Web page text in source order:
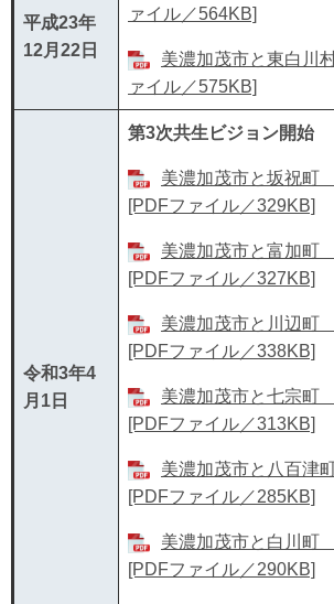
平成23年
12月22日
ァイル／564KB]
美濃加茂市と東白川
ァイル／575KB]
令和3年4
月1日
第3次共生ビジョン開始
美濃加茂市と坂祝町
[PDFファイル／329KB]
美濃加茂市と富加町
[PDFファイル／327KB]
美濃加茂市と川辺町
[PDFファイル／338KB]
美濃加茂市と七宗町
[PDFファイル／313KB]
美濃加茂市と八百津
[PDFファイル／285KB]
美濃加茂市と白川町
[PDFファイル／290KB]